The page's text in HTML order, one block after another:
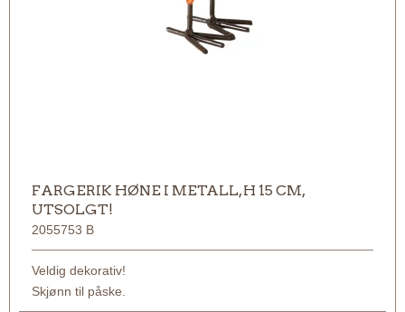
FARGERIK HØNE I METALL, H 15 CM,
UTSOLGT!
2055753 B
Veldig dekorativ!
Skjønn til påske.